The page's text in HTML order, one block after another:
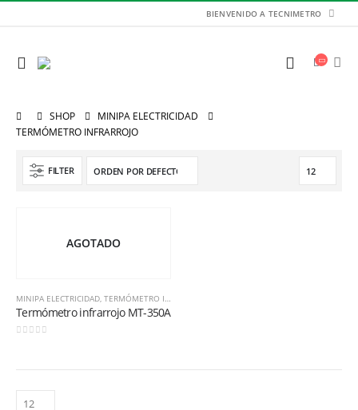
BIENVENIDO A TECNIMETRO
SHOP
MINIPA ELECTRICIDAD
TERMÓMETRO INFRARROJO
FILTER
AGOTADO
MINIPA ELECTRICIDAD, TERMÓMETRO INFRARROJO
Termómetro infrarrojo MT-350A